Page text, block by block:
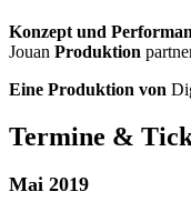
Konzept und
Jouan Produktion
Eine Produktion von
Termine &
Mai 2019